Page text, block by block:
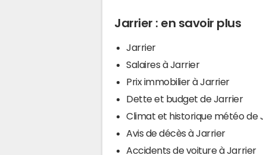
Jarrier : en savoir plus
Jarrier
Salaires à Jarrier
Prix immobilier à Jarrier
Dette et budget de Jarrier
Climat et historique météo de
Avis de décès à Jarrier
Accidents de voiture à Jarrier